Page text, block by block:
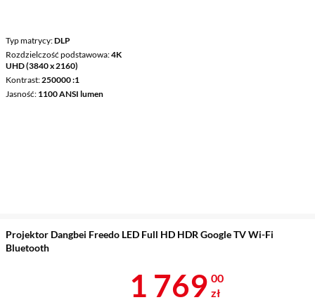
Typ matrycy DLP
Rozdzielczość podstawowa 4K
UHD (3840 x 2160)
Kontrast 250000 :1
Jasność 1100 ANSI lumen
Projektor Dangbei Freedo LED Full HD HDR Google TV Wi-Fi
Bluetooth
Cena 1 769 zł
1 769 00
zł